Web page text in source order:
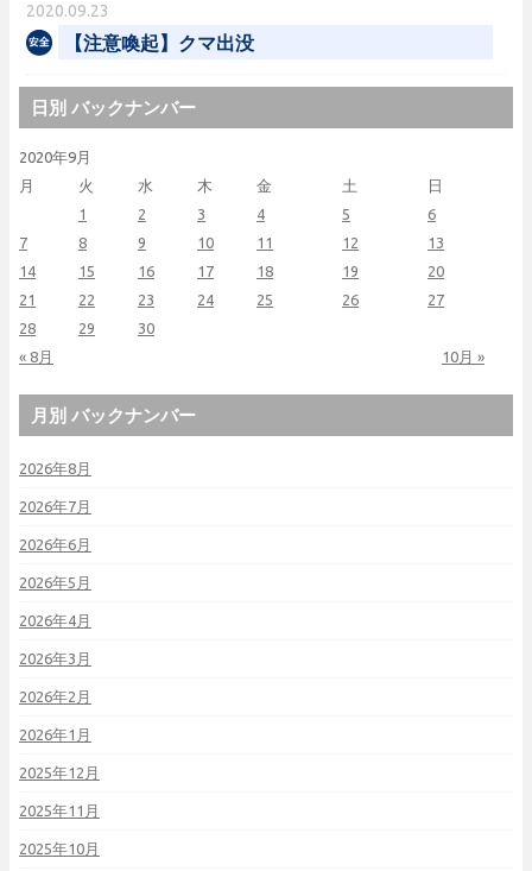
2020.09.23
【注意喚起】クマ出没
日別 バックナンバー
2020年9月
月
火 水 木 金 土 日
« 8月 10月 »
1 2 3 4 5
6
7
8 9 10 11 12
13
14
15 16 17 18 19
20
21
22 23 24 25 26
27
28
29 30
月別 バックナンバー
2026年8月
2026年7月
2026年6月
2026年5月
2026年4月
2026年3月
2026年2月
2026年1月
2025年12月
2025年11月
2025年10月